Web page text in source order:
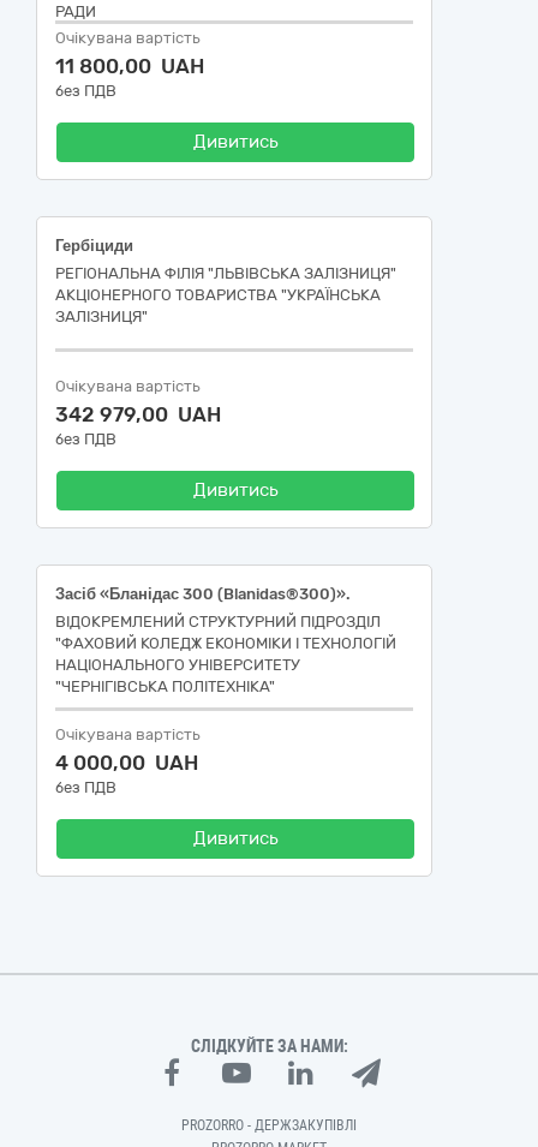
РАДИ
Очікувана вартість
11 800,00 UAH
без ПДВ
Дивитись
Гербіциди
РЕГІОНАЛЬНА ФІЛІЯ "ЛЬВІВСЬКА ЗАЛІЗНИЦЯ"
АКЦІОНЕРНОГО ТОВАРИСТВА "УКРАЇНСЬКА
ЗАЛІЗНИЦЯ"
Очікувана вартість
342 979,00 UAH
без ПДВ
Дивитись
Засіб «Бланідас 300 (Blanidas®300)».
ВІДОКРЕМЛЕНИЙ СТРУКТУРНИЙ ПІДРОЗДІЛ
"ФАХОВИЙ КОЛЕДЖ ЕКОНОМІКИ І ТЕХНОЛОГІЙ
НАЦІОНАЛЬНОГО УНІВЕРСИТЕТУ
"ЧЕРНІГІВСЬКА ПОЛІТЕХНІКА"
Очікувана вартість
4 000,00 UAH
без ПДВ
Дивитись
СЛІДКУЙТЕ ЗА НАМИ:
PROZORRO - ДЕРЖЗАКУПІВЛІ